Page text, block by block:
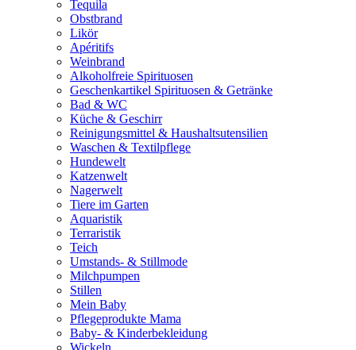
Tequila
Obstbrand
Likör
Apéritifs
Weinbrand
Alkoholfreie Spirituosen
Geschenkartikel Spirituosen & Getränke
Bad & WC
Küche & Geschirr
Reinigungsmittel & Haushaltsutensilien
Waschen & Textilpflege
Hundewelt
Katzenwelt
Nagerwelt
Tiere im Garten
Aquaristik
Terraristik
Teich
Umstands- & Stillmode
Milchpumpen
Stillen
Mein Baby
Pflegeprodukte Mama
Baby- & Kinderbekleidung
Wickeln